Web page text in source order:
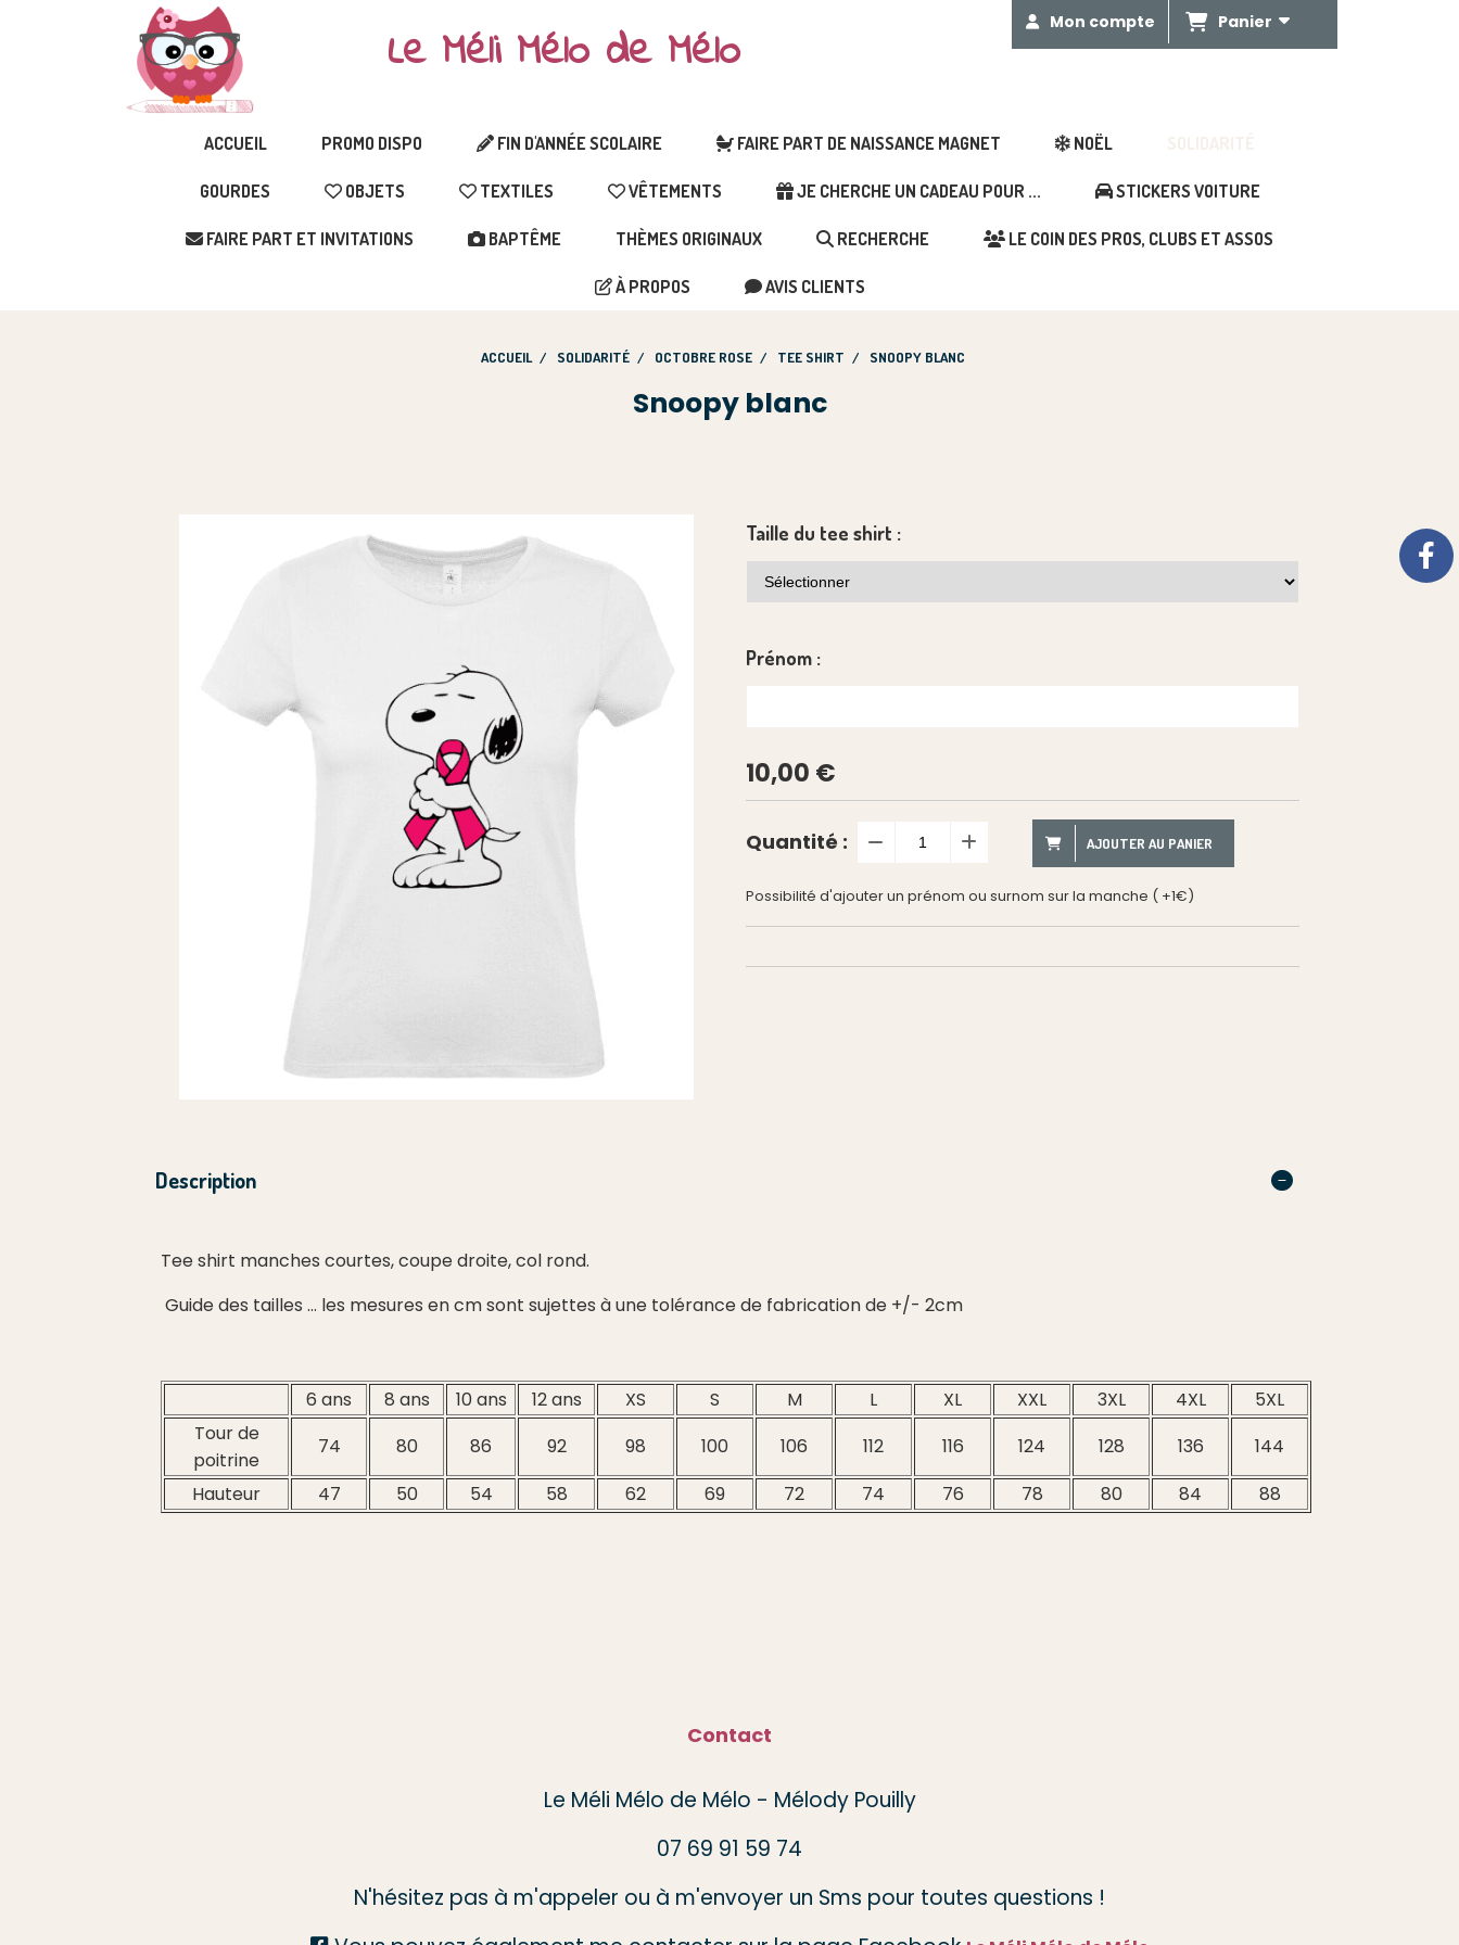
Le Méli Mélo de Mélo Mon compte Panier
ACCUEIL PROMO DISPO FIN D'ANNÉE SCOLAIRE FAIRE PART DE NAISSANCE MAGNET NOËL
GOURDES OBJETS TEXTILES VÊTEMENTS JE CHERCHE UN CADEAU POUR ... STICKERS VOITURE
FAIRE PART ET INVITATIONS BAPTÊME THÈMES ORIGINAUX RECHERCHE LE COIN DES PROS, CLUBS ET ASSOS
À PROPOS AVIS CLIENTS
ACCUEIL SOLIDARITÉ OCTOBRE ROSE TEE SHIRT SNOOPY BLANC
Snoopy blanc
Taille du tee shirt :
Prénom :
10,00 €
Quantité : AJOUTER AU PANIER
Possibilité d'ajouter un prénom ou surnom sur la manche ( +1€)
Description
Tee shirt manches courtes, coupe droite, col rond.
Guide des tailles ... les mesures en cm sont sujettes à une tolérance de fabrication de +/- 2cm
6 ans 8 ans 10 ans 12 ans XS S M L XL XXL 3XL 4XL
5XL
Tour de
poitrine
74 80 86 92 98 100 106 112 116 124 128 136
144
Hauteur
47 50 54 58 62 69 72 74 76 78 80 84 88
Contact
Le Méli Mélo de Mélo - Mélody Pouilly
07 69 91 59 74
N'hésitez pas à m'appeler ou à m'envoyer un Sms pour toutes questions !